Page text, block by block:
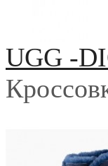
UGG -